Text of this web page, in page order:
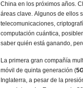
China en los próximos años.
áreas clave. Algunos de ellos
telecomunicaciones,
computación cuántica,
saber quién está ganando,
La primera gran compañía
móvil de quinta generación (
Inglaterra, a pesar de la